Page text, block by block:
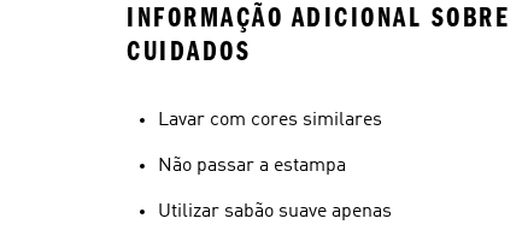
INFORMAÇÃO ADICIONAL SOBRE
CUIDADOS
Lavar com cores similares
Não passar a estampa
Utilizar sabão suave apenas